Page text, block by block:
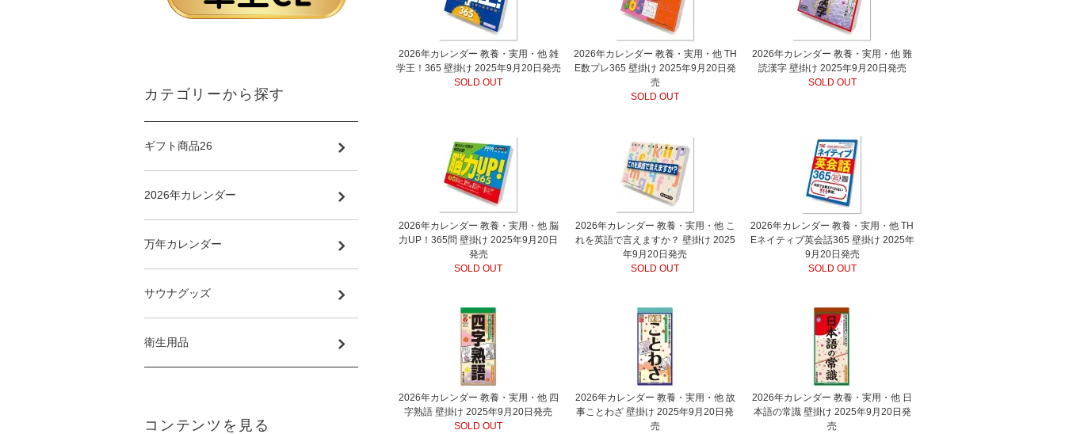
2026年カレンダー 教養・実用・他 雑
学王！365 壁掛け 2025年9月20日発売
SOLD OUT
2026年カレンダー 教養・実用・他 TH
E数プレ365 壁掛け 2025年9月20日発
売
SOLD OUT
2026年カレンダー 教養・実用・他 難
読漢字 壁掛け 2025年9月20日発売
SOLD OUT
2026年カレンダー 教養・実用・他 脳
力UP！365問 壁掛け 2025年9月20日
発売
SOLD OUT
2026年カレンダー 教養・実用・他 こ
れを英語で言えますか？ 壁掛け 2025
年9月20日発売
SOLD OUT
2026年カレンダー 教養・実用・他 TH
Eネイティブ英会話365 壁掛け 2025年
9月20日発売
SOLD OUT
2026年カレンダー 教養・実用・他 四
字熟語 壁掛け 2025年9月20日発売
SOLD OUT
2026年カレンダー 教養・実用・他 故
事ことわざ 壁掛け 2025年9月20日発
売
2026年カレンダー 教養・実用・他 日
本語の常識 壁掛け 2025年9月20日発
売
カテゴリーから探す
ギフト商品26
2026年カレンダー
万年カレンダー
サウナグッズ
衛生用品
コンテンツを見る